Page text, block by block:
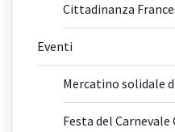
Cittadinanza
Eventi
Mercatino solidale
Festa del Carnevale